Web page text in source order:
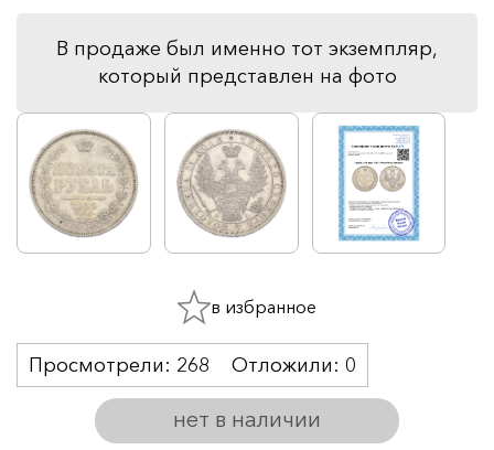
В продаже был именно тот экземпляр,
который представлен на фото
нет в наличии
Просмотрели: 268 Отложили: 0
в избранное